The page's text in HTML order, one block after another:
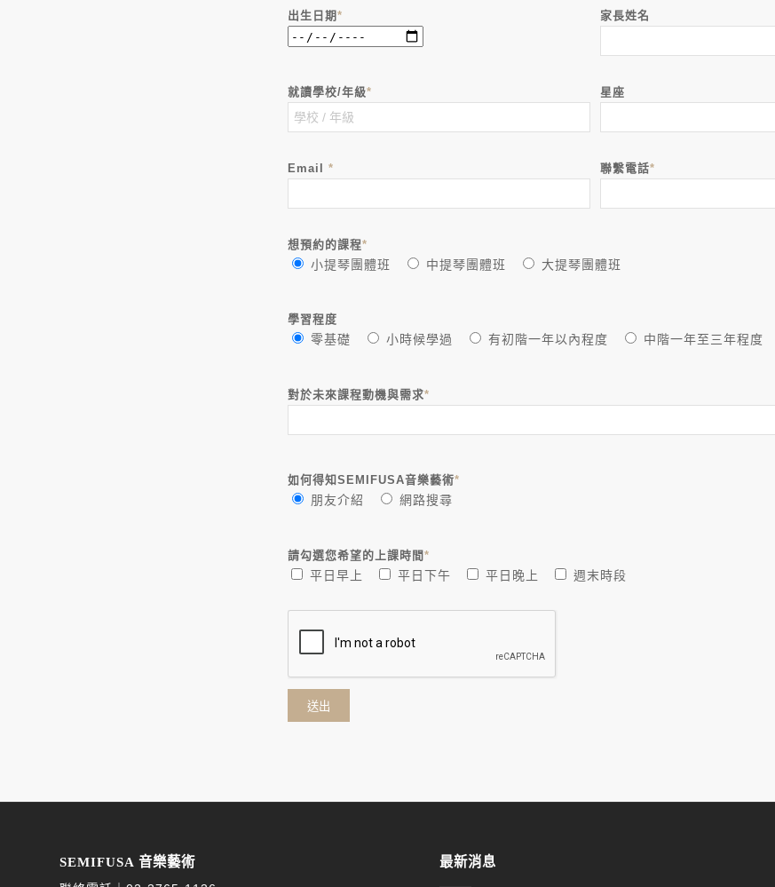
出生日期 * 家長姓名
就讀學校/年級* 星座
Email * 聯繫電話*
想預約的課程*
小提琴團體班 中提琴團體班 大提琴團體班
學習程度
零基礎 小時候學過 有初階一年以內程度 中階一年至三年程度
對於未來課程動機與需求*
如何得知SEMIFUSA音樂藝術*
朋友介紹 網路搜尋
請勾選您希望的上課時間*
平日早上 平日下午 平日晚上 週末時段
SEMIFUSA 音樂藝術 最新消息